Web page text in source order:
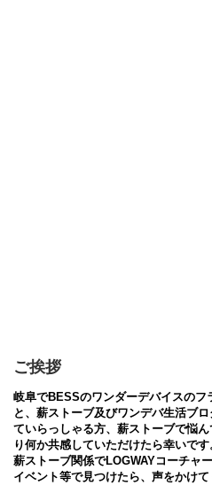
ご挨拶
岐阜でBESSのワンダーデバイスのフ
と、薪ストーブ及びワンデバ生活ブ
ていらっしゃる方、薪ストーブで悩
り何か共感していただけたら幸いで
薪ストーブ関係でLOGWAYコーチャ
イベント等で見つけたら、声をかけて